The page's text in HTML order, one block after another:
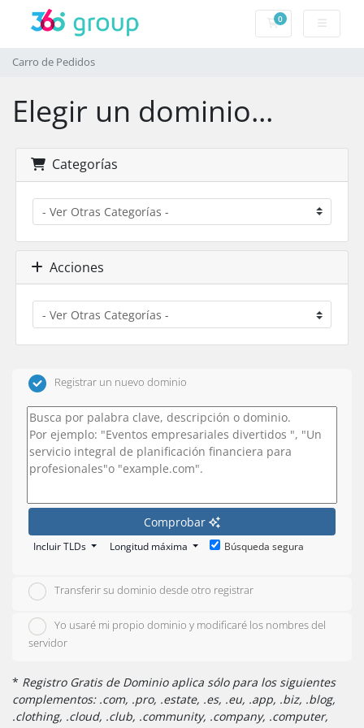
0Carro de Pedidos
Carro de Pedidos
Elegir un dominio...
Categorías
Acciones
Registrar un nuevo dominio
Comprobar
Incluir TLDs Longitud máxima Búsqueda segura
Transferir su dominio desde otro registrar
Yo usaré mi propio dominio y modificaré los nombres del
servidor
* Registro Gratis de Dominio aplica sólo para los siguientes
complementos: .com, .pro, .estate, .es, .eu, .app, .biz, .blog,
.clothing, .cloud, .club, .community, .company, .computer,